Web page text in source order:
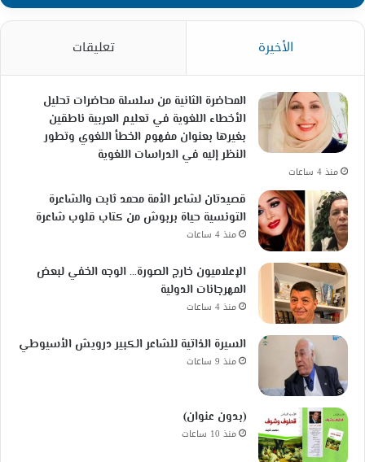
الأخيرة تعليقات
المحاضرة الثانية من سلسلة محاضرات تحليل
الأخطاء اللغوية في تعليم العربية ناطقين
بغيرها بعنوان مفهوم الخطأ اللغوي وتطور
النظر إليه في الدراسات اللغوية
منذ 4 ساعات
قصيدتان لشاعر الأمة محمد ثابت والشاعرة
التونسية حياة بربوش من كتاب قلوب شاعرة
منذ 4 ساعات
الإعلاميون خارج الصورة… الوجه الخفي لبعض
المهرجانات الدولية
منذ 4 ساعات
السيرة الذاتية للشاعر الكبير درويش الأسيوطي
منذ 9 ساعات
(بدون عنوان)
منذ 10 ساعات